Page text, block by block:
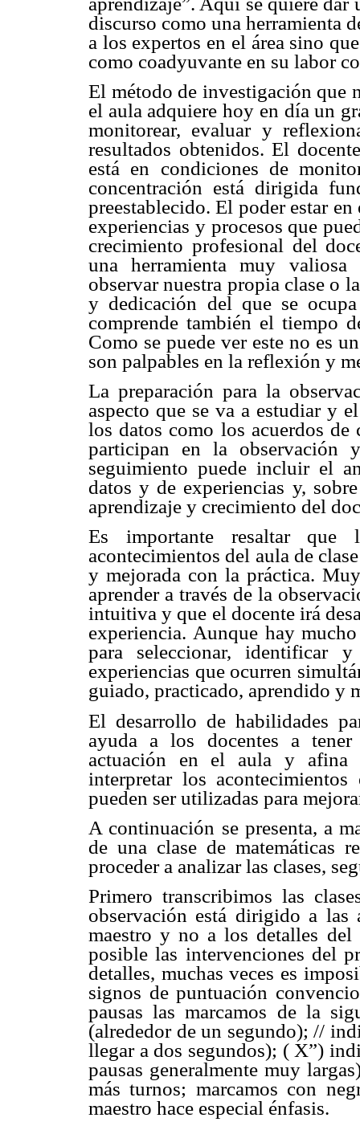
discurso como una herramienta
a los expertos en el área sino
como coadyuvante en su labor
El método de investigación que
el aula adquiere hoy en día un
monitorear, evaluar y
resultados obtenidos. El
está en condiciones de
concentración está dirigida
preestablecido. El poder estar
experiencias y procesos que
crecimiento profesional del
una herramienta muy
observar nuestra propia clase o
y dedicación del que se
comprende también el tiempo
Como se puede ver este no es
son palpables en la reflexión y
La preparación para la
aspecto que se va a estudiar y
los datos como los acuerdos de
participan en la observación
seguimiento puede incluir el
datos y de experiencias y,
aprendizaje y crecimiento del
Es importante resaltar que
acontecimientos del aula de
y mejorada con la práctica.
aprender a través de la
intuitiva y que el docente irá
experiencia. Aunque hay
para seleccionar, identificar
experiencias que ocurren
guiado, practicado, aprendido y
El desarrollo de habilidades
ayuda a los docentes a
actuación en el aula y afina
interpretar los
pueden ser utilizadas para
A continuación se presenta, a
de una clase de matemáticas
proceder a analizar las clases,
Primero transcribimos las
observación está dirigido a las
maestro y no a los detalles del
posible las intervenciones del
detalles, muchas veces es
signos de puntuación
pausas las marcamos de la
(alrededor de un segundo); //
llegar a dos segundos); ( X”)
pausas generalmente muy
más turnos; marcamos con
maestro hace especial énfasis.